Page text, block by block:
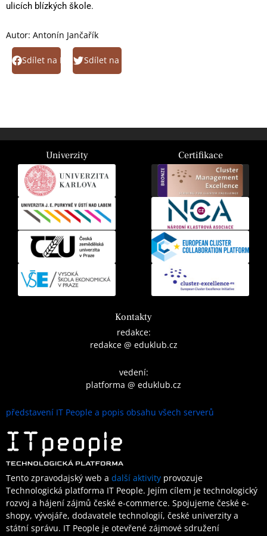
ulicích blízkých škole.
Autor: Antonín Jančařík
Sdílet na FacebookSdílet na Twitter
Univerzity Certifikace
Kontakty
redakce:
redakce @ eduklub.cz
vedení:
platforma @ eduklub.cz
představení IT People a popis obsahu všech serverů
Tento zpravodajský web a další aktivity provozuje
Technologická platforma IT People. Jejím cílem je technologický
rozvoj a hájení zájmů české e-commerce. Spojujeme české e-
shopy, vývojáře, dodavatele technologií, české univerzity a
státní správu. IT People je otevřené zájmové sdružení